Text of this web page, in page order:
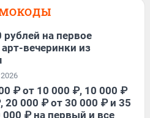
рублей на первое
вечеринки из
₽ от 10 000 ₽, 10 000 ₽
20 000 ₽ от 30 000 ₽ и 35
000 ₽ на первый и все